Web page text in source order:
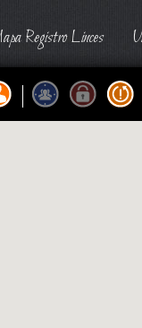
Registro Linces